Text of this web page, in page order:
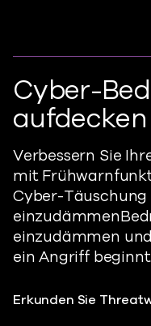
Cyber-
aufdecken
Verbessern Sie
mit
Cyber-
einzudämmen
einzudämmen
ein Angriff beginnt.
Erkunden Sie